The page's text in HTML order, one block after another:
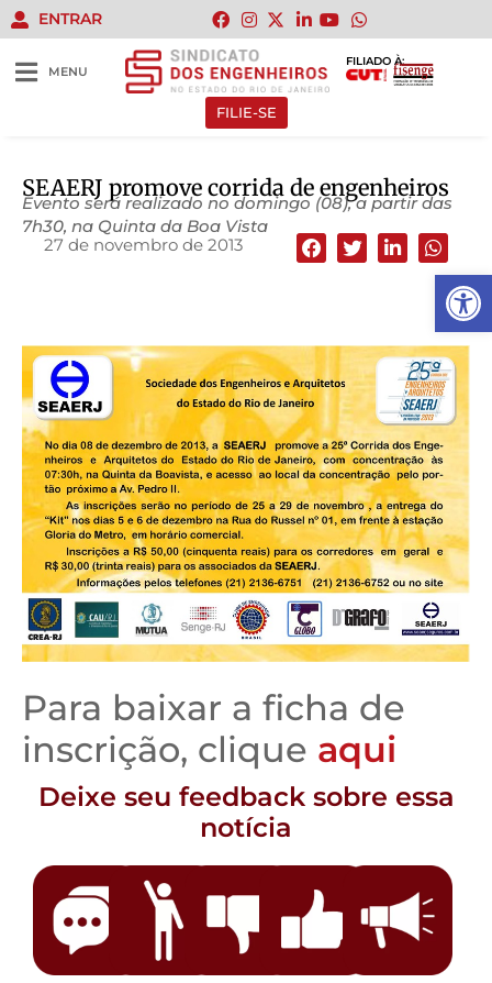
Abrir
ENTRAR
MENU
FILIADO À:
FILIE-SE
SEAERJ promove corrida de engenheiros
Evento será realizado no domingo (08), a partir das
7h30, na Quinta da Boa Vista
27 de novembro de 2013
Para baixar a ficha de
inscrição, clique aqui
Deixe seu feedback sobre essa
notícia